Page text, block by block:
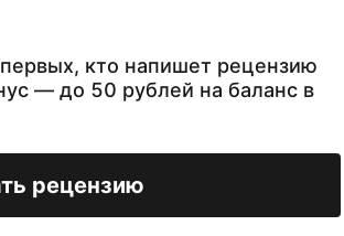
кто напишет рецензию
— до 50 рублей на баланс в
рецензию